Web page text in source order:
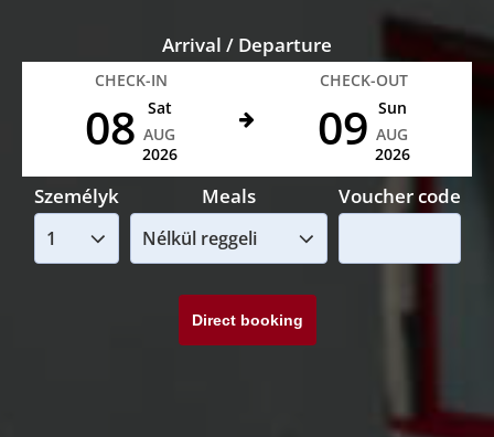
Arrival / Departure
CHECK-IN
08
Sat
AUG
2026
CHECK-OUT
09 Sun
AUG
2026
Személyk Meals Voucher code